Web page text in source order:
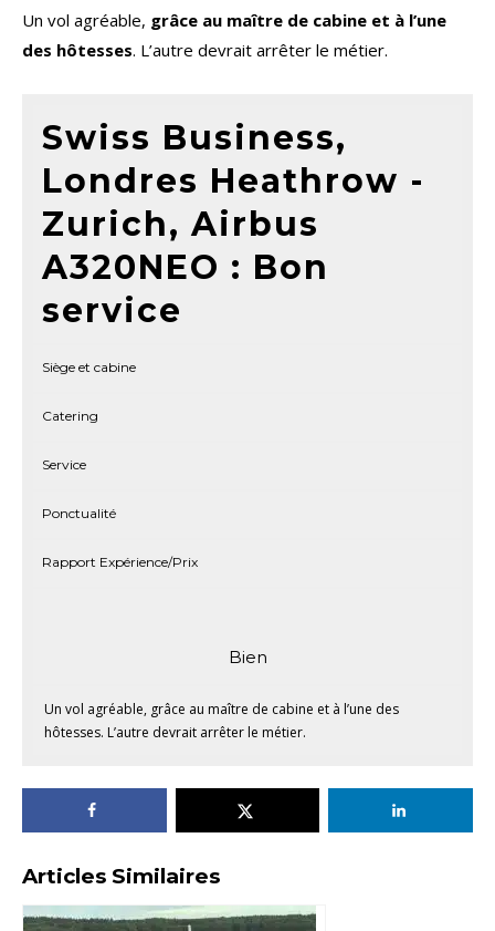
Un vol agréable, grâce au maître de cabine et à l’une
des hôtesses. L’autre devrait arrêter le métier.
Swiss Business,
Londres Heathrow -
Zurich, Airbus
A320NEO : Bon
service
Siège et cabine
Catering
Service
Ponctualité
Rapport Expérience/Prix
Bien
Un vol agréable, grâce au maître de cabine et à l’une des
hôtesses. L’autre devrait arrêter le métier.
Articles Similaires